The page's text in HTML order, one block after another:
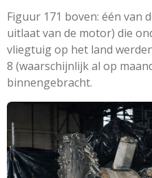
Figuur 171 boven: één van
uitlaat van de motor) die
vliegtuig op het land
8 (waarschijnlijk al op
binnengebracht.